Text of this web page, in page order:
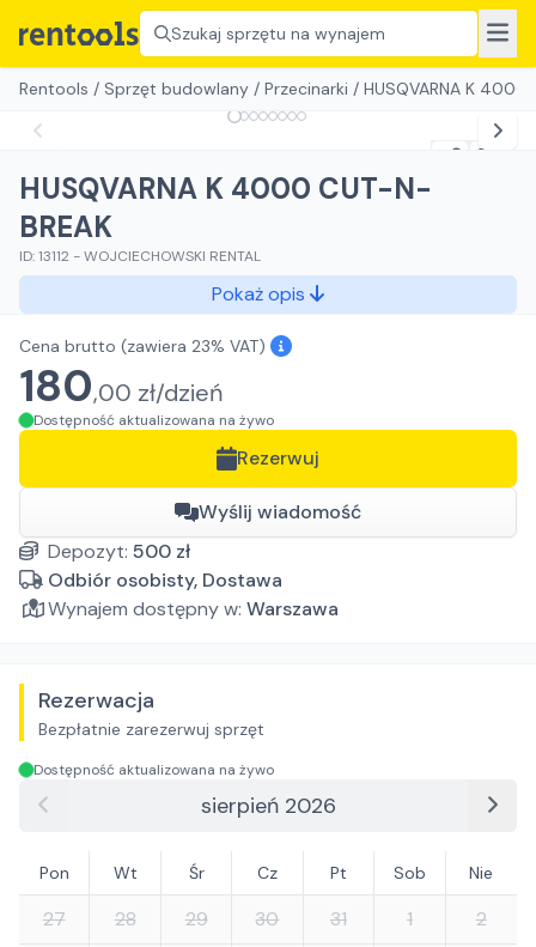
Szukaj sprzętu na wynajem
Rentools / Sprzęt budowlany / Przecinarki / HUSQVARNA K 4000
HUSQVARNA K 4000 CUT-N-
BREAK
ID:13112 -WOJCIECHOWSKI RENTAL
Pokaż opis
Cena brutto (zawiera 23% VAT)
180,00 zł/dzień
Dostępność aktualizowana na żywo
Rezerwuj
Wyślij wiadomość
Depozyt: 500 zł
Odbiór osobisty, Dostawa
Wynajem dostępny w: Warszawa
Rezerwacja
Bezpłatnie zarezerwuj sprzęt
Dostępność aktualizowana na żywo
sierpień 2026
Pon Wt Śr Cz Pt Sob Nie
27 28 29 30 31 1
2